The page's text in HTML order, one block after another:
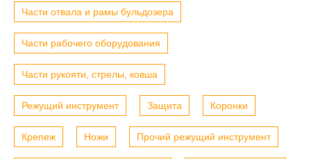
Части отвала и рамы бульдозера
Части рабочего оборудования
Части рукояти, стрелы, ковша
Режущий инструмент Защита Коронки
Крепеж Ножи Прочий режущий инструмент